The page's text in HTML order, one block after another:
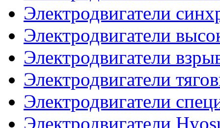
Электродвигатели
Электродвигатели
Электродвигатели
Электродвигатели
Электродвигатели
Электродвигатели